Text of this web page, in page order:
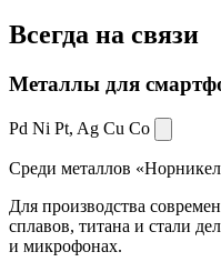
Всегда на связи
Металлы для
Pd Ni Pt, Ag Cu Co
Среди металлов
Для производства
сплавов, титана и стали
и микрофонах.